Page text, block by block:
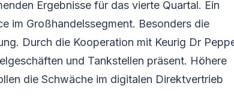
Ergebnisse für das vierte Quartal. Ein
im Großhandelssegment. Besonders die
Durch die Kooperation mit Keurig Dr
und Tankstellen präsent. Höhere
die Schwäche im digitalen Direktvertrieb